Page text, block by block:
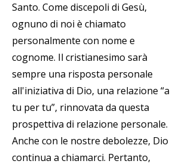
Santo. Come discepoli di Gesù,
ognuno di noi è chiamato
personalmente con nome e
cognome. Il cristianesimo sarà
sempre una risposta personale
all'iniziativa di Dio, una relazione “a
tu per tu”, rinnovata da questa
prospettiva di relazione personale.
Anche con le nostre debolezze, Dio
continua a chiamarci. Pertanto,